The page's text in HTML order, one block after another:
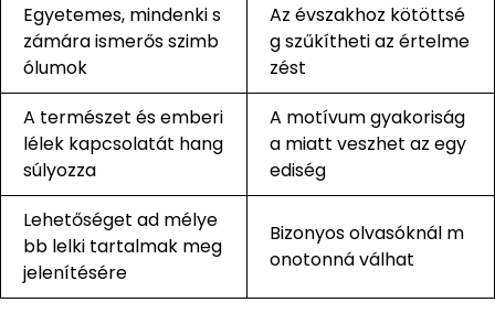
Egyetemes, mindenki s
zámára ismerős szimb
ólumok
Az évszakhoz kötöttsé
g szűkítheti az értelme
zést
A természet és emberi
lélek kapcsolatát hang
súlyozza
A motívum gyakoriság
a miatt veszhet az egy
ediség
Lehetőséget ad mélye
bb lelki tartalmak meg
jelenítésére
Bizonyos olvasóknál m
onotonná válhat